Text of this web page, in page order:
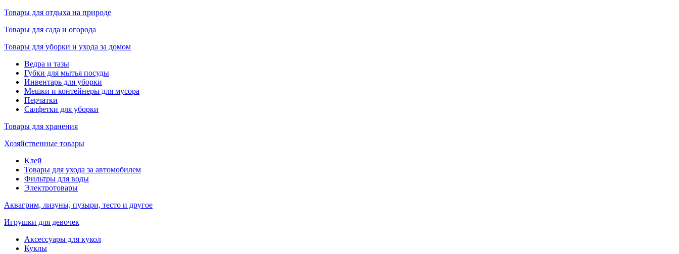
Товары для отдыха на природе
Товары для сада и огорода
Товары для уборки и ухода за домом
Ведра и тазы
Губки для мытья посуды
Инвентарь для уборки
Мешки и контейнеры для мусора
Перчатки
Салфетки для уборки
Товары для хранения
Хозяйственные товары
Клей
Товары для ухода за автомобилем
Фильтры для воды
Электротовары
Аквагрим, лизуны, пузыри, тесто и другое
Игрушки для девочек
Аксессуары для кукол
Куклы